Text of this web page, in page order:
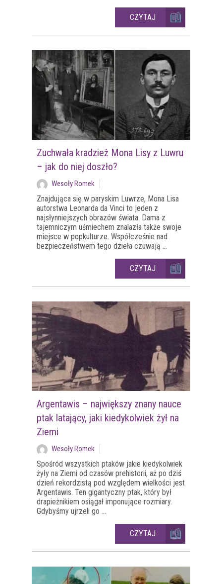
CZYTAJ
Zuchwała kradzież Mona Lisy z Luwru
– jak do niej doszło?
Wesoły Romek
Znajdująca się w paryskim Luwrze, Mona Lisa
autorstwa Leonarda da Vinci to jeden z
najsłynniejszych obrazów świata. Dama z
tajemniczym uśmiechem znalazła także swoje
miejsce w popkulturze. Współcześnie nad
bezpieczeństwem tego dzieła czuwają ...
CZYTAJ
Argentawis – największy znany nauce
ptak latający, jaki kiedykolwiek żył na
Ziemi
Wesoły Romek
Spośród wszystkich ptaków jakie kiedykolwiek
żyły na Ziemi od czasów prehistorii, aż po dziś
dzień rekordzistą pod względem wielkości jest
Argentawis. Ten gigantyczny ptak, który był
drapieżnikiem osiągał imponujące rozmiary.
Gdybyśmy ujrzeli go ...
CZYTAJ